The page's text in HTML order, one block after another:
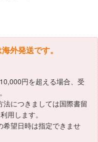
外発送です。
円を超える場合、受
につきましては国際書留
用します。
希望日時は指定できませ